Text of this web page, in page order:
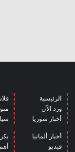
الرئيسية
ورد الآن
أخبار سوريا
أخبار ألمانيا
فيديو